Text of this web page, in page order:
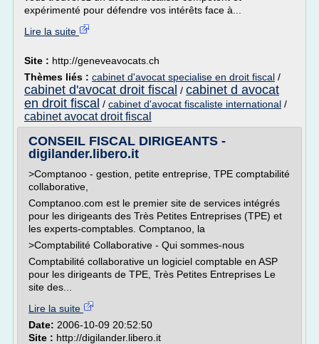
expérimenté pour défendre vos intérêts face à...
Lire la suite
Site : http://geneveavocats.ch
Thèmes liés : cabinet d'avocat specialise en droit fiscal /
cabinet d'avocat droit fiscal / cabinet d avocat
en droit fiscal / cabinet d'avocat fiscaliste international /
cabinet avocat droit fiscal
CONSEIL FISCAL DIRIGEANTS -
digilander.libero.it
>Comptanoo - gestion, petite entreprise, TPE comptabilité
collaborative,
Comptanoo.com est le premier site de services intégrés
pour les dirigeants des Très Petites Entreprises (TPE) et
les experts-comptables. Comptanoo, la
>Comptabilité Collaborative - Qui sommes-nous
Comptabilité collaborative un logiciel comptable en ASP
pour les dirigeants de TPE, Très Petites Entreprises Le
site des...
Lire la suite
Date: 2006-10-09 20:52:50
Site : http://digilander.libero.it